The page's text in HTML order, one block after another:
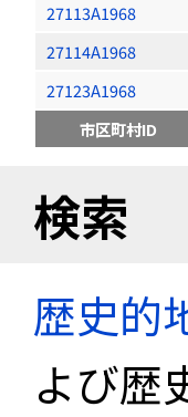
27113A1968
27114A1968
27123A1968
市区町村ID
検索
歴史的
よび歴